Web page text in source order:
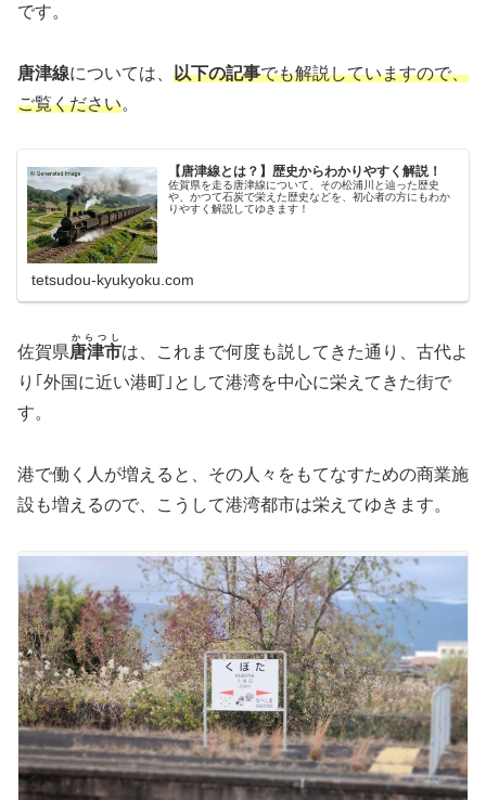
です。
唐津線については、 以下の記事でも解説していますので、
ご覧ください。
【唐津線とは？】歴史からわかりやすく解説！
佐賀県を走る唐津線について、その松浦川と辿った歴史
や、かつて石炭で栄えた歴史などを、初心者の方にもわか
りやすく解説してゆきます！
tetsudou-kyukyoku.com
佐賀県唐津市
からつし
は、これまで何度も説してきた通り、古代よ
り｢外国に近い港町｣として港湾を中心に栄えてきた街で
す。
港で働く人が増えると、その人々をもてなすための商業施
設も増えるので、こうして港湾都市は栄えてゆきます。